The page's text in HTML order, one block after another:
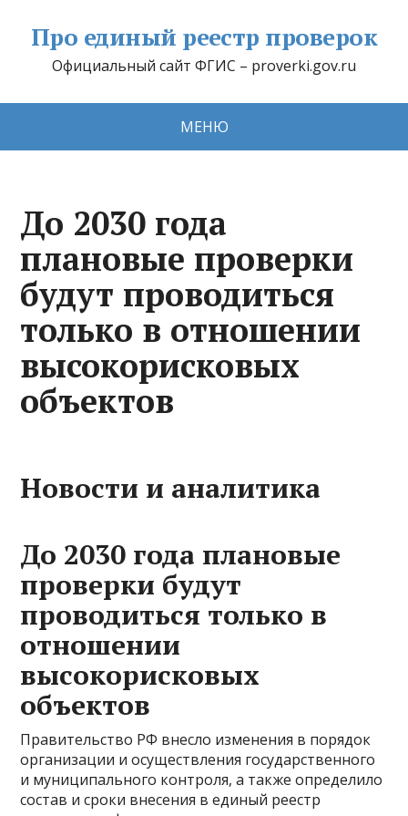
Про единый реестр проверок
Официальный сайт ФГИС – proverki.gov.ru
МЕНЮ
До 2030 года
плановые проверки
будут проводиться
только в отношении
высокорисковых
объектов
Новости и аналитика
До 2030 года плановые
проверки будут
проводиться только в
отношении
высокорисковых
объектов
Правительство РФ внесло изменения в порядок
организации и осуществления государственного
и муниципального контроля, а также определило
состав и сроки внесения в единый реестр